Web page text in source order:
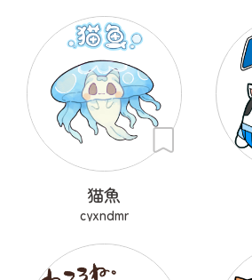
猫魚
cyxndmr